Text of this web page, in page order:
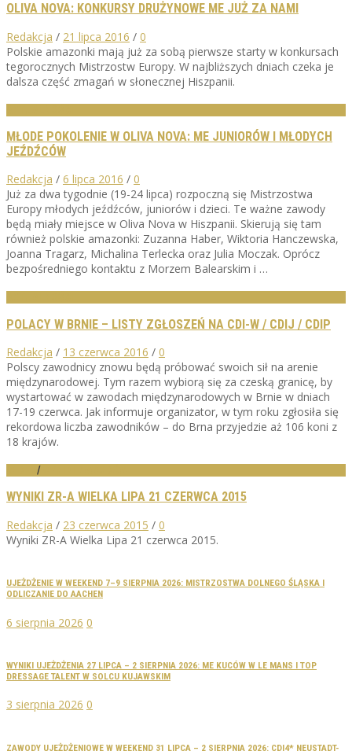
OLIVA NOVA: KONKURSY DRUŻYNOWE ME JUŻ ZA NAMI
Redakcja / 21 lipca 2016 / 0
Polskie amazonki mają już za sobą pierwsze starty w konkursach
tegorocznych Mistrzostw Europy. W najbliższych dniach czeka je
dalsza część zmagań w słonecznej Hiszpanii.
MŁODE POKOLENIE W OLIVA NOVA: ME JUNIORÓW I MŁODYCH
JEŹDŹCÓW
Redakcja / 6 lipca 2016 / 0
Już za dwa tygodnie (19-24 lipca) rozpoczną się Mistrzostwa
Europy młodych jeźdźców, juniorów i dzieci. Te ważne zawody
będą miały miejsce w Oliva Nova w Hiszpanii. Skierują się tam
również polskie amazonki: Zuzanna Haber, Wiktoria Hanczewska,
Joanna Tragarz, Michalina Terlecka oraz Julia Moczak. Oprócz
bezpośredniego kontaktu z Morzem Balearskim i …
POLACY W BRNIE – LISTY ZGŁOSZEŃ NA CDI-W / CDIJ / CDIP
Redakcja / 13 czerwca 2016 / 0
Polscy zawodnicy znowu będą próbować swoich sił na arenie
międzynarodowej. Tym razem wybiorą się za czeską granicę, by
wystartować w zawodach międzynarodowych w Brnie w dniach
17-19 czerwca. Jak informuje organizator, w tym roku zgłosiła się
rekordowa liczba zawodników – do Brna przyjedzie aż 106 koni z
18 krajów.
/
WYNIKI ZR-A WIELKA LIPA 21 CZERWCA 2015
Redakcja / 23 czerwca 2015 / 0
Wyniki ZR-A Wielka Lipa 21 czerwca 2015.
UJEŻDŻENIE W WEEKEND 7–9 SIERPNIA 2026: MISTRZOSTWA DOLNEGO ŚLĄSKA I
ODLICZANIE DO AACHEN
6 sierpnia 2026 0
WYNIKI UJEŻDŻENIA 27 LIPCA – 2 SIERPNIA 2026: ME KUCÓW W LE MANS I TOP
DRESSAGE TALENT W SOLCU KUJAWSKIM
3 sierpnia 2026 0
ZAWODY UJEŻDŻENIOWE W WEEKEND 31 LIPCA – 2 SIERPNIA 2026: CDI4* NEUSTADT-